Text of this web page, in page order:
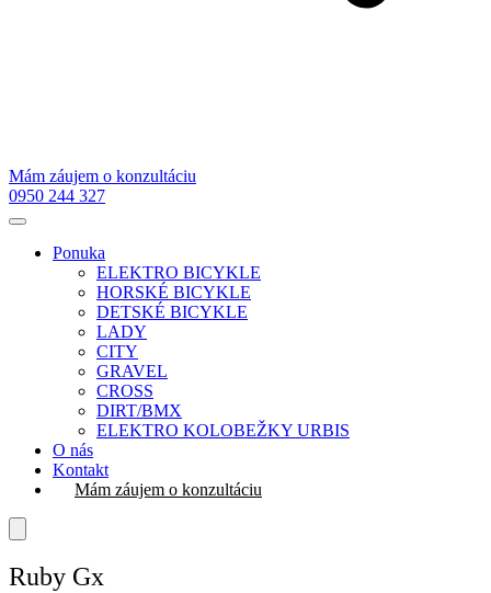
Mám záujem o konzultáciu
0950 244 327
Ponuka
ELEKTRO BICYKLE
HORSKÉ BICYKLE
DETSKÉ BICYKLE
LADY
CITY
GRAVEL
CROSS
DIRT/BMX
ELEKTRO KOLOBEŽKY URBIS
O nás
Kontakt
Mám záujem o konzultáciu
Ruby Gx